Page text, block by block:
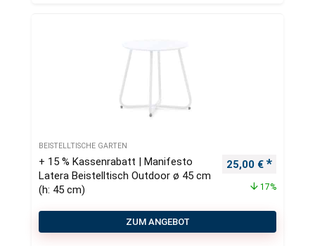
BEISTELLTISCHE GARTEN
+ 15 % Kassenrabatt | Manifesto
Latera Beistelltisch Outdoor ø 45 cm
(h: 45 cm)
Ursprünglicher
25,00 €
17%
ZUM ANGEBOT